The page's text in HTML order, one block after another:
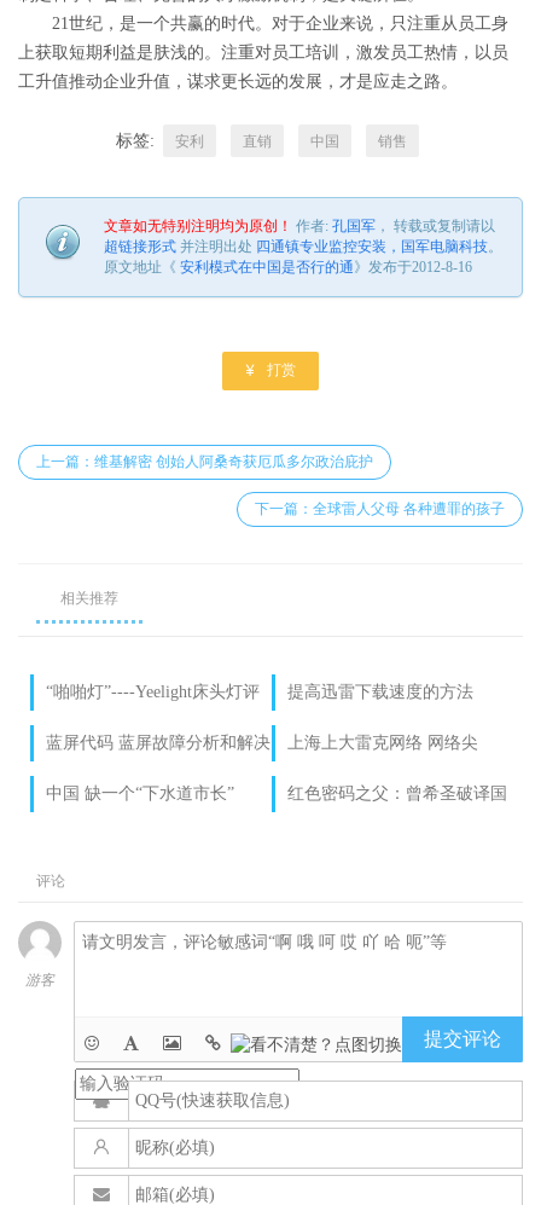
21世纪，是一个共赢的时代。对于企业来说，只注重从员工身
上获取短期利益是肤浅的。注重对员工培训，激发员工热情，以员
工升值推动企业升值，谋求更长远的发展，才是应走之路。
标签: 安利 直销 中国 销售
文章如无特别注明均为原创！ 作者: 孔国军 ， 转载或复制请以
超链接形式 并注明出处 四通镇专业监控安装，国军电脑科技。
原文地址《 安利模式在中国是否行的通》发布于2012-8-16
 打赏
上一篇：维基解密 创始人阿桑奇获厄瓜多尔政治庇护
下一篇：全球雷人父母 各种遭罪的孩子
相关推荐
“啪啪灯”----Yeelight床头灯评
提高迅雷下载速度的方法
蓝屏代码 蓝屏故障分析和解决
上海上大雷克网络 网络尖
兵
中国 缺一个“下水道市长”
红色密码之父：曾希圣破译国
评论
游客
提交评论